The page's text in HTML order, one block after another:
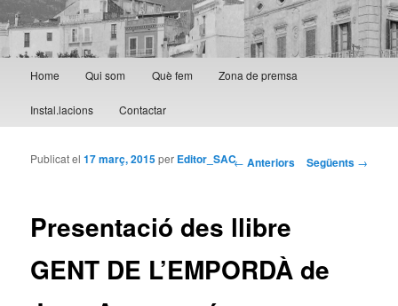
Aneu al contingut principal
Aneu al contingut secundari
Home Qui som Què fem Zona de premsa
Instal.lacions Contactar
Navegació per les
← Anteriors Següents →
Presentació des llibre
GENT DE L’EMPORDÀ de
Publicat el17 març, 2015per Editor_SAC